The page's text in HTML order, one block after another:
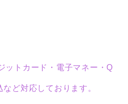
ットカード・電子マネー・Q
ど対応しております。